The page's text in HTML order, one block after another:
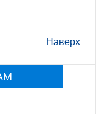
Наверх